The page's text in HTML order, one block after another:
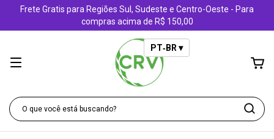
Frete Gratis para Regiões Sul, Sudeste e Centro-Oeste - Para
compras acima de R$ 150,00
PT‑BR ▾